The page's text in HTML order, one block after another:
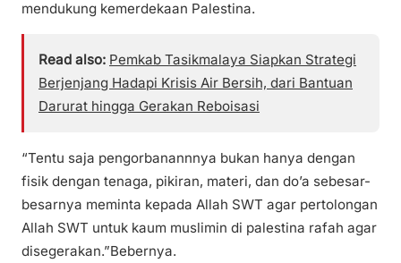
mendukung kemerdekaan Palestina.
Read also: Pemkab Tasikmalaya Siapkan Strategi
Berjenjang Hadapi Krisis Air Bersih, dari Bantuan
Darurat hingga Gerakan Reboisasi
“Tentu saja pengorbanannnya bukan hanya dengan
fisik dengan tenaga, pikiran, materi, dan do’a sebesar-
besarnya meminta kepada Allah SWT agar pertolongan
Allah SWT untuk kaum muslimin di palestina rafah agar
disegerakan.”Bebernya.